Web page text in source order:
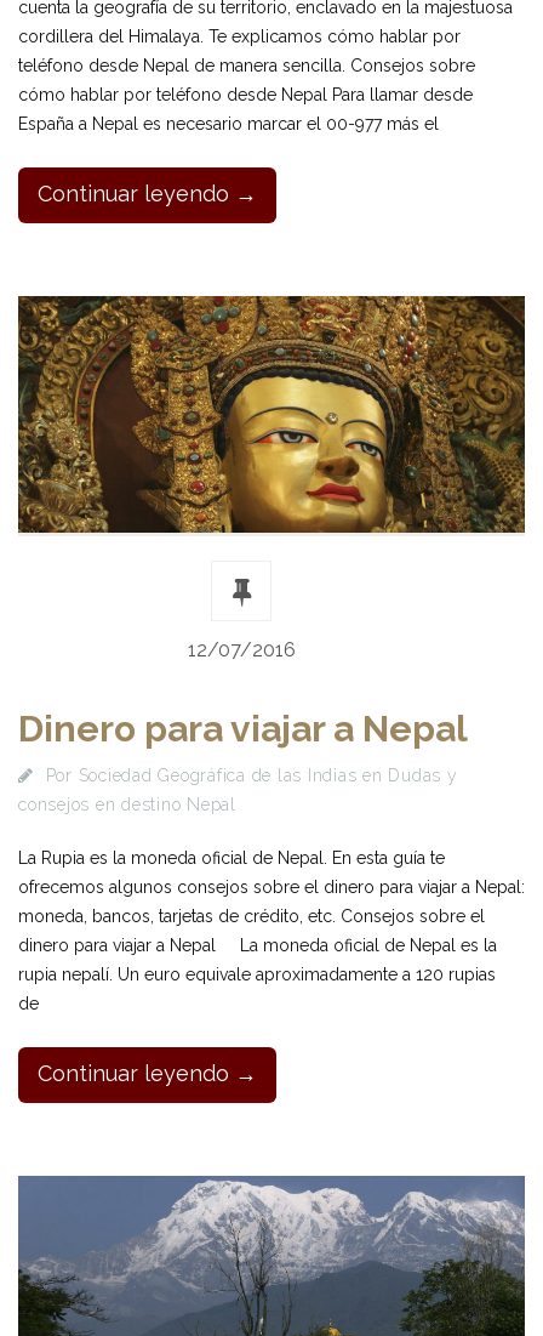
cuenta la geografía de su territorio, enclavado en la majestuosa
cordillera del Himalaya. Te explicamos cómo hablar por
teléfono desde Nepal de manera sencilla. Consejos sobre
cómo hablar por teléfono desde Nepal Para llamar desde
España a Nepal es necesario marcar el 00-977 más el
Continuar leyendo →
12/07/2016
Dinero para viajar a Nepal
Por Sociedad Geográfica de las Indias en Dudas y
consejos en destino Nepal
La Rupia es la moneda oficial de Nepal. En esta guía te
ofrecemos algunos consejos sobre el dinero para viajar a Nepal:
moneda, bancos, tarjetas de crédito, etc. Consejos sobre el
dinero para viajar a Nepal La moneda oficial de Nepal es la
rupia nepalí. Un euro equivale aproximadamente a 120 rupias
de
Continuar leyendo →